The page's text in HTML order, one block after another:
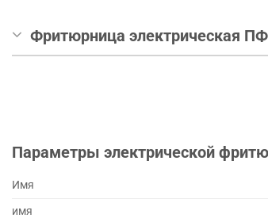
Фритюрница электрическая
Параметры электрической
Имя
имя